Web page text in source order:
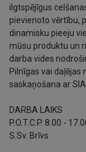
ilgtspējīgus
pievienoto vērtību,
dinamisku pieeju
mūsu produktu un
darba vides
Pilnīgas vai
saskaņošana ar
DARBA LAIKS
P.O.T.C.P. 8.00 -
S.Sv. Brīvs